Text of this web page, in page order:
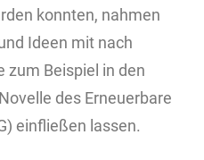
konnten, nahmen
Ideen mit nach
zum Beispiel in den
des Erneuerbare
einfließen lassen.